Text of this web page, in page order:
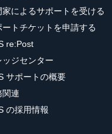
家によるサポートを受ける
ートチケットを申請する
re:Post
ッジセンター
サポートの概要
関連
の採用情報